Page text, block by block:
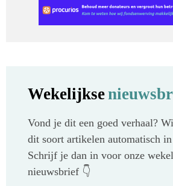
Wekelijkse
Vond je dit een goed verhaal?
dit soort artikelen automatisch
Schrijf je dan in voor onze
nieuwsbrief 👇